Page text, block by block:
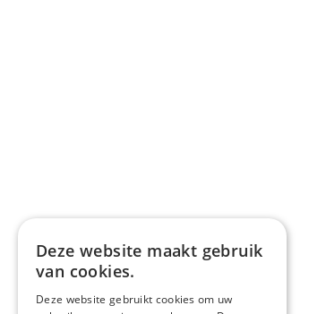
Deze website maakt gebruik
van cookies.
Deze website gebruikt cookies om uw